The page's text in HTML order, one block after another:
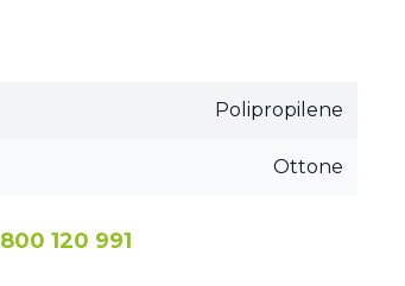
Polipropilene
Ottone
800 120 991